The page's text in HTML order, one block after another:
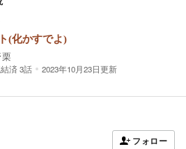
(化かすでよ)
済3話 2023年10月23日更新
フォロー